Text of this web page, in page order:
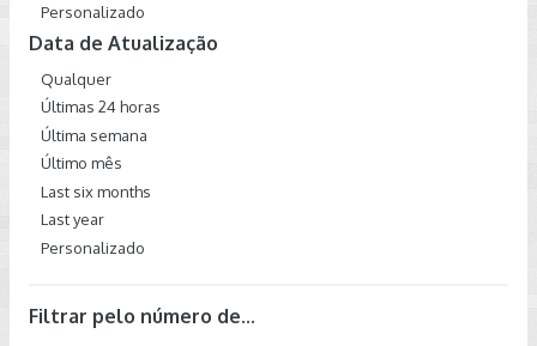
Personalizado
Data de Atualização
Qualquer
Últimas 24 horas
Última semana
Último mês
Last six months
Last year
Personalizado
Filtrar pelo número de...